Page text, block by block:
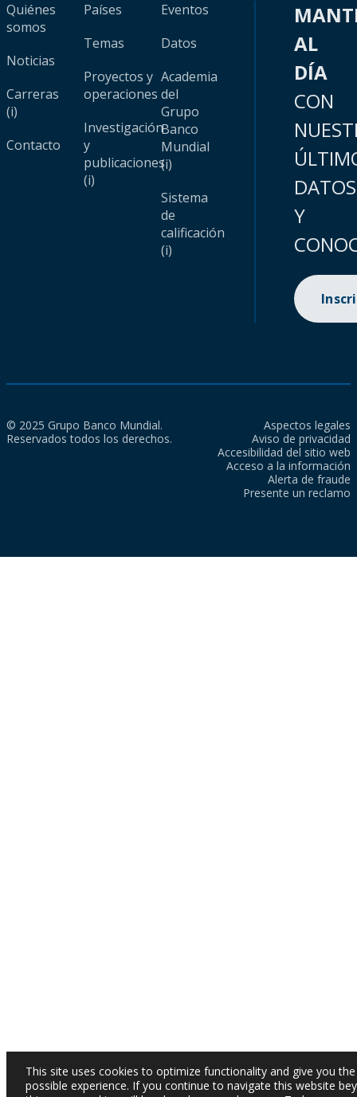
Quiénes
somos
Noticias
Carreras
(i)
Contacto
Países
Temas
Proyectos y
operaciones
Investigación
y
publicaciones
(i)
Eventos
Datos
Academia
del
Grupo
Banco
Mundial
(i)
Sistema
de
calificación
(i)
AL
DÍA
CON
DATOS
Y
© 2025 Grupo Banco Mundial.
Reservados todos los derechos.
Aspectos legales
Aviso de privacidad
Accesibilidad del sitio web
Acceso a la información
Alerta de fraude
Presente un reclamo
This site uses cookies to optimize functionality and give you
possible experience. If you continue to navigate this website